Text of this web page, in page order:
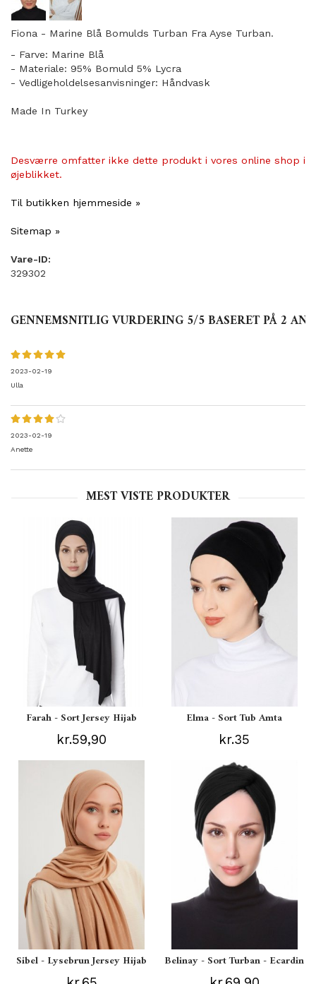
Fiona - Marine Blå Bomulds Turban Fra Ayse Turban.
- Farve: Marine Blå
- Materiale: 95% Bomuld 5% Lycra
- Vedligeholdelsesanvisninger: Håndvask
Made In Turkey
Desværre omfatter ikke dette produkt i vores online shop i
øjeblikket.
Til butikken hjemmeside »
Sitemap »
Vare-ID:
329302
GENNEMSNITLIG VURDERING 5/5 BASERET PÅ2
2023-02-19
Ulla
2023-02-19
Anette
MEST VISTE PRODUKTER
Farah - Sort Jersey Hijab
kr.59,90
Elma - Sort Tub Amta
kr.35
Sibel - Lysebrun Jersey Hijab Belinay - Sort Turban - Ecardin